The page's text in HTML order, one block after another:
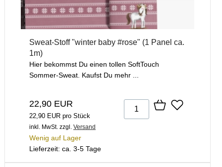
Sweat-Stoff "winter baby #rose" (1 Panel ca.
1m)
Hier bekommst Du einen tollen SoftTouch
Sommer-Sweat. Kaufst Du mehr ...
22,90 EUR
22,90 EUR pro Stück
inkl. MwSt. zzgl. Versand
Wenig auf Lager
Lieferzeit: ca. 3-5 Tage